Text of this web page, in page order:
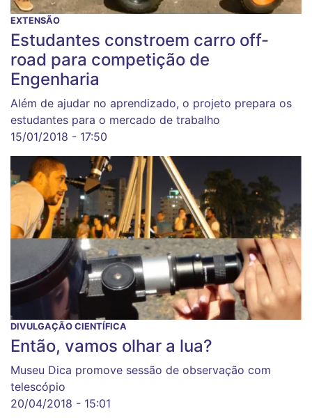
EXTENSÃO
Estudantes constroem carro off-
road para competição de
Engenharia
Além de ajudar no aprendizado, o projeto prepara os
estudantes para o mercado de trabalho
15/01/2018 - 17:50
DIVULGAÇÃO CIENTÍFICA
Então, vamos olhar a lua?
Museu Dica promove sessão de observação com
telescópio
20/04/2018 - 15:01